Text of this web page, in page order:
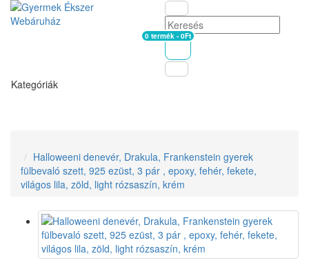
Kosár
0 termék - 0Ft
Kategóriák
Halloweeni denevér, Drakula, Frankenstein gyerek
fülbevaló szett, 925 ezüst, 3 pár , epoxy, fehér, fekete,
világos lila, zöld, light rózsaszín, krém